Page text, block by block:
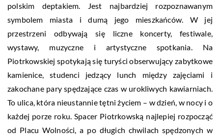
polskim deptakiem. Jest najbardziej rozpoznawanym
symbolem miasta i dumą jego mieszkańców. W jej
przestrzeni odbywają się liczne koncerty, festiwale,
wystawy, muzyczne i artystyczne spotkania. Na
Piotrkowskiej spotykają się turyści obserwujący zabytkowe
kamienice, studenci jedzący lunch między zajęciami i
zakochane pary spędzające czas w urokliwych kawiarniach.
To ulica, która nieustannie tętni życiem – w dzień, w nocy i o
każdej porze roku. Spacer Piotrkowską najlepiej rozpocząć
od Placu Wolności, a po długich chwilach spędzonych w